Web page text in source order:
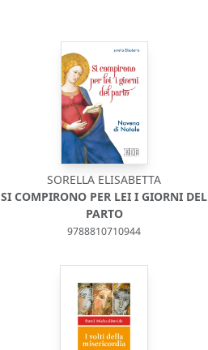
SORELLA ELISABETTA
SI COMPIRONO PER LEI I GIORNI DEL
PARTO
9788810710944